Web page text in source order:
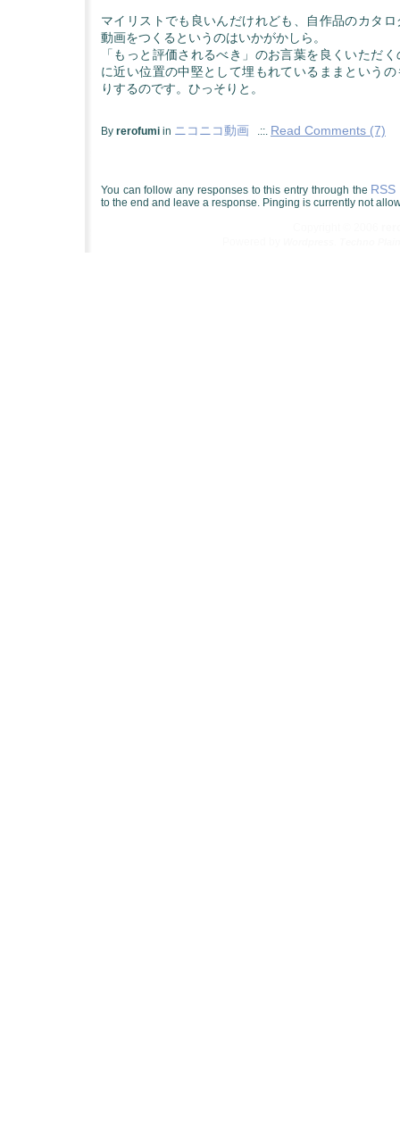
マイリストでも良いんだけれども、自作品のカタ
動画をつくるというのはいかがかしら。
「もっと評価されるべき」のお言葉を良くいただ
に近い位置の中堅として埋もれているままという
りするのです。ひっそりと。
By rerofumi in ニコニコ動画 .::. Read Comments (7)
You can follow any responses to this entry through the RSS
to the end and leave a response. Pinging is currently not